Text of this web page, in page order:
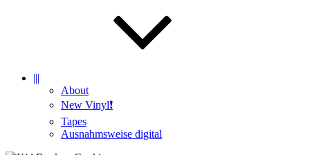
|||
About
New Vinyl❗️
Tapes
Ausnahmsweise digital